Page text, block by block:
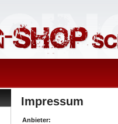
Impressum
Anbieter: